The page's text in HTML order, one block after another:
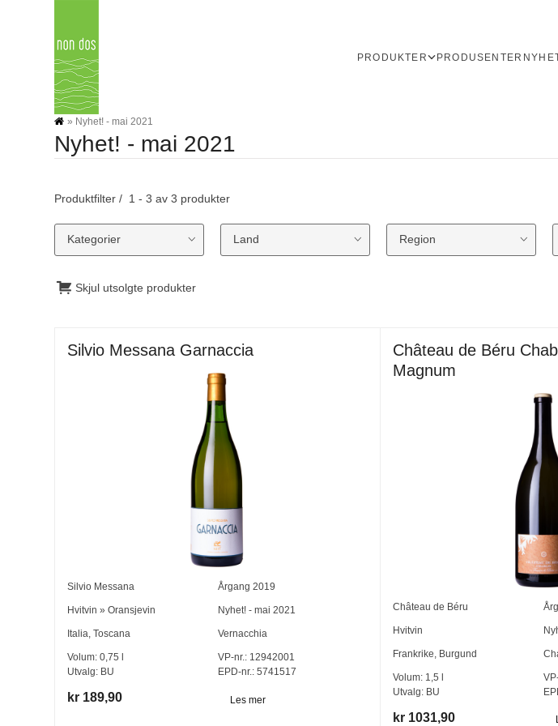
PRODUKTER PRODUSENTER
» Nyhet! - mai 2021
Nyhet! - mai 2021
Produktfilter 1 - 3 av 3 produkter
Kategorier Land Region
Skjul utsolgte produkter
Silvio Messana Garnaccia
Silvio Messana Årgang 2019
Hvitvin »Oransjevin Nyhet! - mai 2021
Italia,Toscana Vernacchia
Volum:0,75
Utvalg: BU
VP-nr.:12942001
EPD-nr.: 5741517
kr 189,90 Les mer
Château de Béru
Magnum
Château de Béru
Hvitvin
Frankrike, Burgund
Volum: 1,5
Utvalg: BU
kr 1031,90